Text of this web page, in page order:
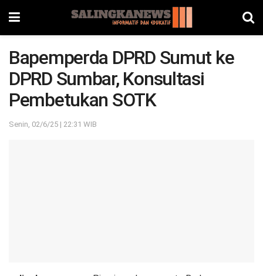
Bapemperda DPRD Sumut ke
DPRD Sumbar, Konsultasi
Pembetukan SOTK
Senin, 02/6/25 | 22:31 WIB